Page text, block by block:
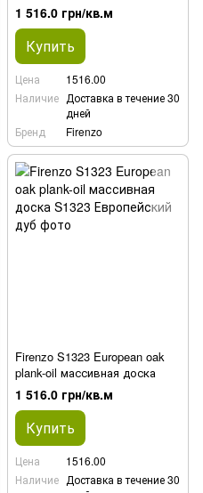
1 516.0 грн/кв.м
Купить
Цена
1516.00
Наличие Доставка в течение 30
дней
Бренд
Firenzo
Firenzo S1323 European oak
plank-oil массивная доска
1 516.0 грн/кв.м
Купить
Цена
1516.00
Наличие Доставка в течение 30